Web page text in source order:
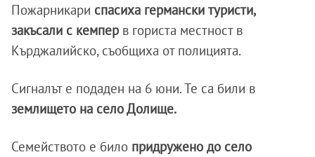
Пожарникари спасиха германски туристи,
закъсали с кемпер в гориста местност в
Кърджалийско, съобщиха от полицията.
Сигналът е подаден на 6 юни. Те са били в
землището на село Долище.
Семейството е било придружено до село